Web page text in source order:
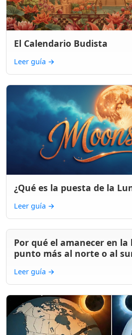
El Calendario Budista
Leer guía →
¿Qué es la puesta de la
Leer guía →
Por qué el amanecer en
punto más al norte o al
Leer guía →